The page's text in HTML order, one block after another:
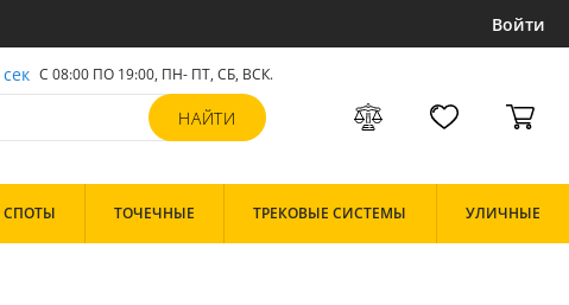
Войти
С 08:00 ПО 19:00, ПН- ПТ, СБ, ВСК.
СПОТЫ ТОЧЕЧНЫЕ ТРЕКОВЫЕ СИСТЕМЫ УЛИЧНЫЕ